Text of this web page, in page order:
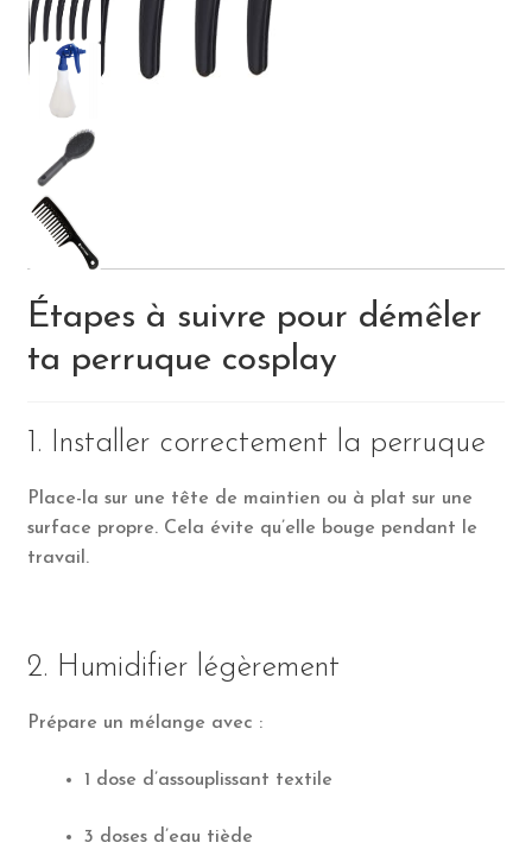
Étapes à suivre pour démêler
ta perruque cosplay
1. Installer correctement la perruque
Place-la sur une tête de maintien ou à plat sur une
surface propre. Cela évite qu’elle bouge pendant le
travail.
2. Humidifier légèrement
Prépare un mélange avec :
1 dose d’assouplissant textile
3 doses d’eau tiède